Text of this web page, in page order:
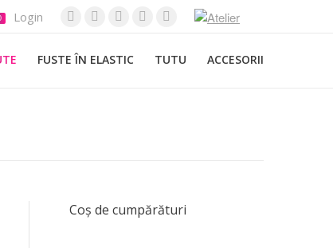
Login
Facebook
FUSTE ÎN ELASTIC TUTU ACCESORII
Coș de cumpărături